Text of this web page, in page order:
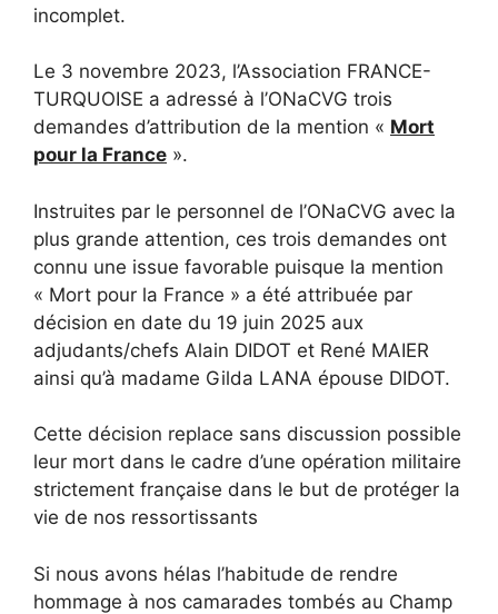
incomplet.
Le 3 novembre 2023, l’Association FRANCE-
TURQUOISE a adressé à l’ONaCVG trois
demandes d’attribution de la mention « Mort
pour la France ».
Instruites par le personnel de l’ONaCVG avec la
plus grande attention, ces trois demandes ont
connu une issue favorable puisque la mention
« Mort pour la France » a été attribuée par
décision en date du 19 juin 2025 aux
adjudants/chefs Alain DIDOT et René MAIER
ainsi qu’à madame Gilda LANA épouse DIDOT.
Cette décision replace sans discussion possible
leur mort dans le cadre d’une opération militaire
strictement française dans le but de protéger la
vie de nos ressortissants
Si nous avons hélas l’habitude de rendre
hommage à nos camarades tombés au Champ